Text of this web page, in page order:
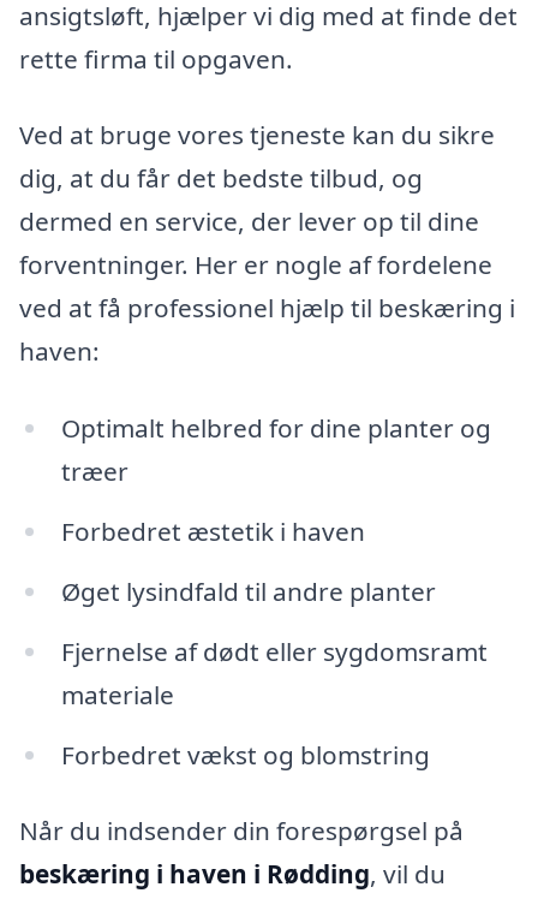
ansigtsløft, hjælper vi dig med at finde det
rette firma til opgaven.
Ved at bruge vores tjeneste kan du sikre
dig, at du får det bedste tilbud, og
dermed en service, der lever op til dine
forventninger. Her er nogle af fordelene
ved at få professionel hjælp til beskæring i
haven:
Optimalt helbred for dine planter og
træer
Forbedret æstetik i haven
Øget lysindfald til andre planter
Fjernelse af dødt eller sygdomsramt
materiale
Forbedret vækst og blomstring
Når du indsender din forespørgsel på
beskæring i haven i Rødding, vil du